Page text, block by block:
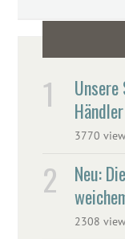
Unsere
Händler
3770
Neu:
2308